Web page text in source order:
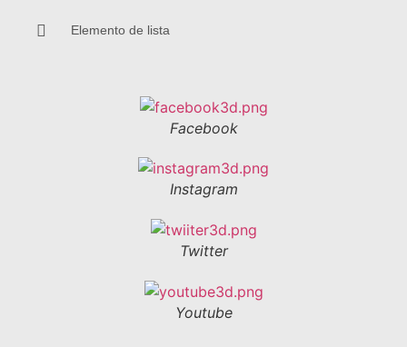
Elemento de lista
Facebook
Instagram
Twitter
Youtube